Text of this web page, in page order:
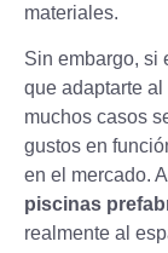
materiales.
Sin embargo, si
que adaptarte
muchos casos
gustos en
en el mercado.
piscinas
realmente al